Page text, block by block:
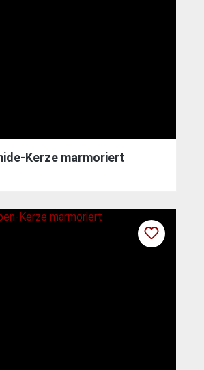
Kerze marmoriert